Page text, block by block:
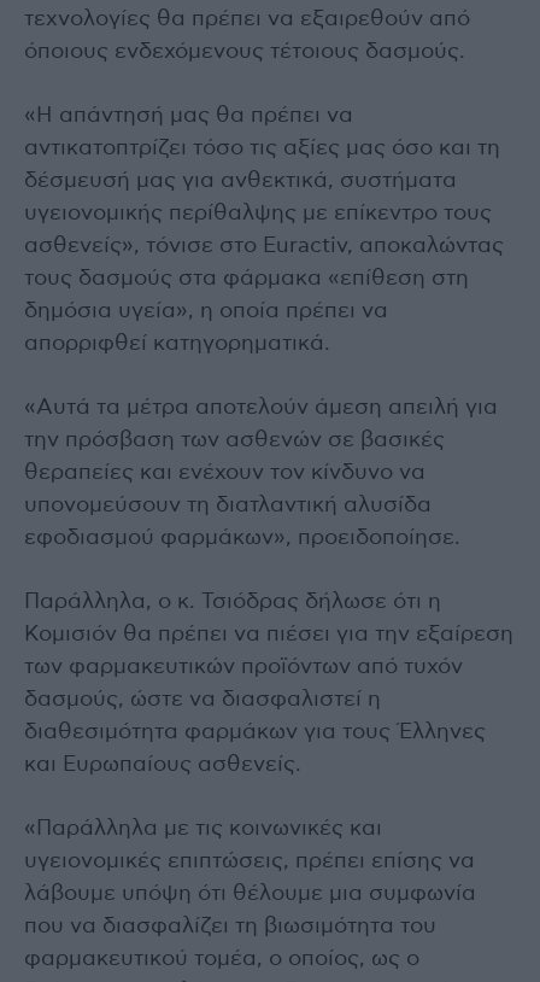
τεχνολογίες θα πρέπει να εξαιρεθούν από
όποιους ενδεχόμενους τέτοιους δασμούς.
«Η απάντησή μας θα πρέπει να
αντικατοπτρίζει τόσο τις αξίες μας όσο και τη
δέσμευσή μας για ανθεκτικά, συστήματα
υγειονομικής περίθαλψης με επίκεντρο τους
ασθενείς», τόνισε στο Euractiv, αποκαλώντας
τους δασμούς στα φάρμακα «επίθεση στη
δημόσια υγεία», η οποία πρέπει να
απορριφθεί κατηγορηματικά.
«Αυτά τα μέτρα αποτελούν άμεση απειλή για
την πρόσβαση των ασθενών σε βασικές
θεραπείες και ενέχουν τον κίνδυνο να
υπονομεύσουν τη διατλαντική αλυσίδα
εφοδιασμού φαρμάκων», προειδοποίησε.
Παράλληλα, ο κ. Τσιόδρας δήλωσε ότι η
Κομισιόν θα πρέπει να πιέσει για την εξαίρεση
των φαρμακευτικών προϊόντων από τυχόν
δασμούς, ώστε να διασφαλιστεί η
διαθεσιμότητα φαρμάκων για τους Έλληνες
και Ευρωπαίους ασθενείς.
«Παράλληλα με τις κοινωνικές και
υγειονομικές επιπτώσεις, πρέπει επίσης να
λάβουμε υπόψη ότι θέλουμε μια συμφωνία
που να διασφαλίζει τη βιωσιμότητα του
φαρμακευτικού τομέα, ο οποίος, ως ο